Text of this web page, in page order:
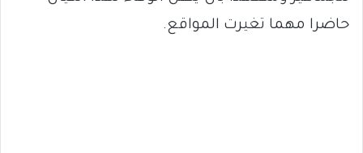
حاضرا مهما تغيرت المواقع.